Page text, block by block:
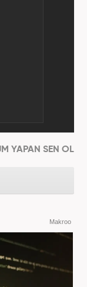
YAPAN SEN OL
Makroo